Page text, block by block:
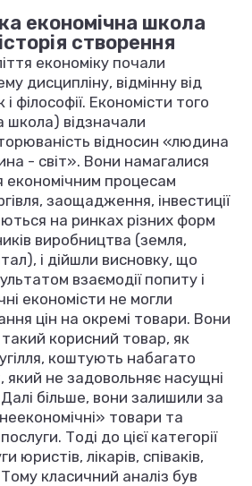
економічна школа
створення
економіку почали
дисципліну, відмінну від
філософії. Економісти того
школа) відзначали
відносин «людина
- світ». Вони намагалися
економічним процесам
заощадження, інвестиції
на ринках різних форм
виробництва (земля,
і дійшли висновку, що
взаємодії попиту і
економісти не могли
цін на окремі товари. Вони
корисний товар, як
коштують набагато
який не задовольняє насущні
більше, вони залишили за
товари та
Тоді до цієї категорії
юристів, лікарів, співаків,
класичний аналіз був